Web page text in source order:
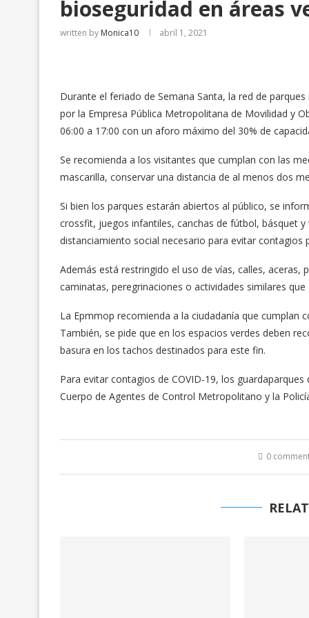
bioseguridad en áreas
written by Monica10 abril 1, 2021
Durante el feriado de Semana Santa, la red de
por la Empresa Pública Metropolitana de Movilidad y
06:00 a 17:00 con un aforo máximo del 30% de
Se recomienda a los visitantes que cumplan con las
mascarilla, conservar una distancia de al menos dos
Si bien los parques estarán abiertos al público, se
crossfit, juegos infantiles, canchas de fútbol, básquet
distanciamiento social necesario para evitar contagios
Además está restringido el uso de vías, calles, aceras,
caminatas, peregrinaciones o actividades similares
La Epmmop recomienda a la ciudadanía que cumplan
También, se pide que en los espacios verdes deben
basura en los tachos destinados para este fin.
Para evitar contagios de COVID-19, los
Cuerpo de Agentes de Control Metropolitano y la
0